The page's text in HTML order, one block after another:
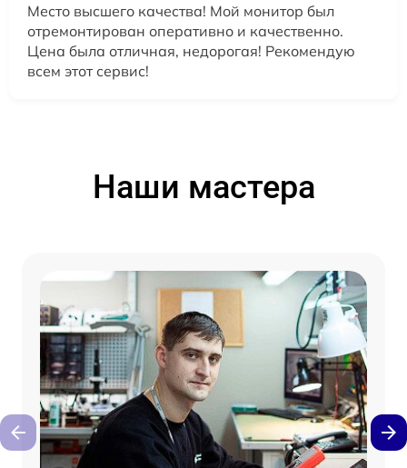
Место высшего качества! Мой монитор был
отремонтирован оперативно и качественно.
Цена была отличная, недорогая! Рекомендую
всем этот сервис!
Наши мастера